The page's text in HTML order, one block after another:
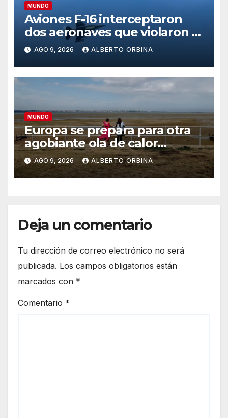
MUNDO
Aviones F-16 interceptaron
dos aeronaves que violaron el
espacio aéreo del club donde
estaba Donald Trump
AGO 9, 2026 ALBERTO ORBINA
MUNDO
Europa se prepara para otra
agobiante ola de calor
extremo, la quinta desde
mayo
AGO 9, 2026 ALBERTO ORBINA
Deja un comentario
Tu dirección de correo electrónico no será
publicada. Los campos obligatorios están
marcados con *
Comentario *